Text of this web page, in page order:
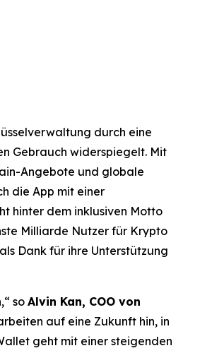
durch eine
Gebrauch widerspiegelt. Mit
Angebote und globale
die App mit einer
hinter dem inklusiven Motto
Milliarde Nutzer für Krypto
als Dank für ihre Unterstützung
so Alvin Kan, COO von
auf eine Zukunft hin, in
geht mit einer steigenden